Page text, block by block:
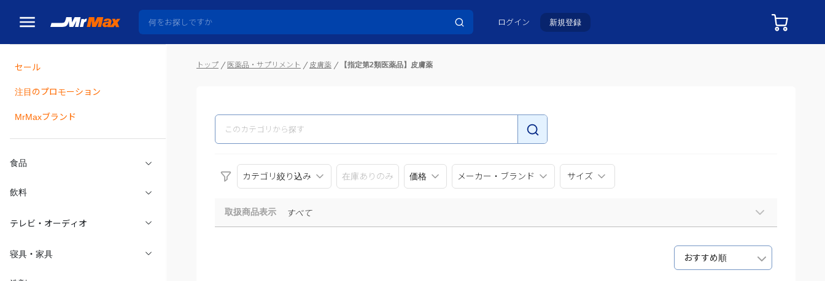
ログイン 新規登録
セール
注目のプロモーション
MrMaxブランド
食品
飲料
テレビ・オーディオ
寝具・家具
トップ 医薬品・サプリメント 皮膚薬 【指定第2類医薬品】皮膚薬
カテゴリ絞り込み 在庫ありのみ 価格 メーカー・ブランド サイズ
取扱商品表示 すべて
おすすめ順